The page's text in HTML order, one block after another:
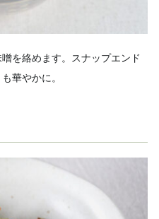
を絡めます。スナップエンド
華やかに。